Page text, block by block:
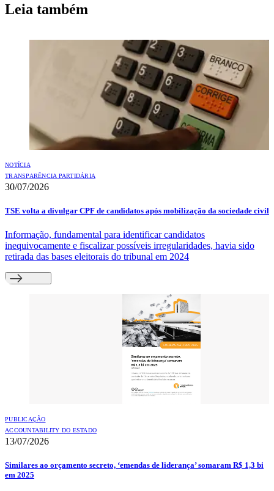
Leia também
NOTÍCIA
TRANSPARÊNCIA PARTIDÁRIA
30/07/2026
TSE volta a divulgar CPF de candidatos após mobilização da sociedade civil
Informação, fundamental para identificar candidatos
inequivocamente e fiscalizar possíveis irregularidades, havia sido
retirada das bases eleitorais do tribunal em 2024
PUBLICAÇÃO
ACCOUNTABILITY DO ESTADO
13/07/2026
Similares ao orçamento secreto, ‘emendas de liderança’ somaram R$ 1,3 bi
em 2025